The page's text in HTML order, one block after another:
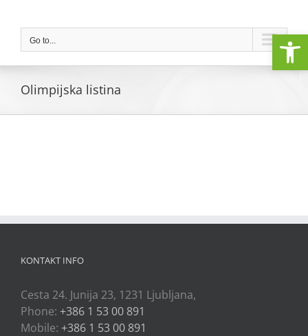
contentGo to...
Olimpijska listina
KONTAKT INFO
Cesta 24. Junija 23, 1231 Ljubljana,
Phone: +386 1 53 00 891
Mobile: +386 1 53 00 891